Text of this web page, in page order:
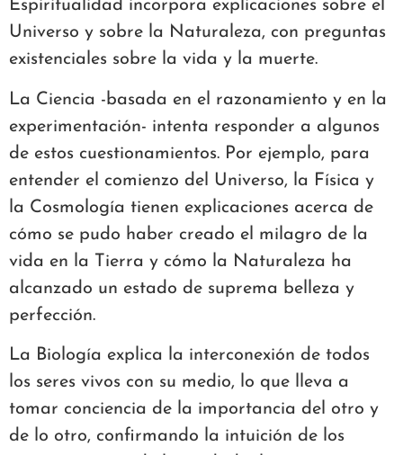
Espiritualidad incorpora explicaciones sobre el
Universo y sobre la Naturaleza, con preguntas
existenciales sobre la vida y la muerte.
La Ciencia -basada en el razonamiento y en la
experimentación- intenta responder a algunos
de estos cuestionamientos. Por ejemplo, para
entender el comienzo del Universo, la Física y
la Cosmología tienen explicaciones acerca de
cómo se pudo haber creado el milagro de la
vida en la Tierra y cómo la Naturaleza ha
alcanzado un estado de suprema belleza y
perfección.
La Biología explica la interconexión de todos
los seres vivos con su medio, lo que lleva a
tomar conciencia de la importancia del otro y
de lo otro, confirmando la intuición de los